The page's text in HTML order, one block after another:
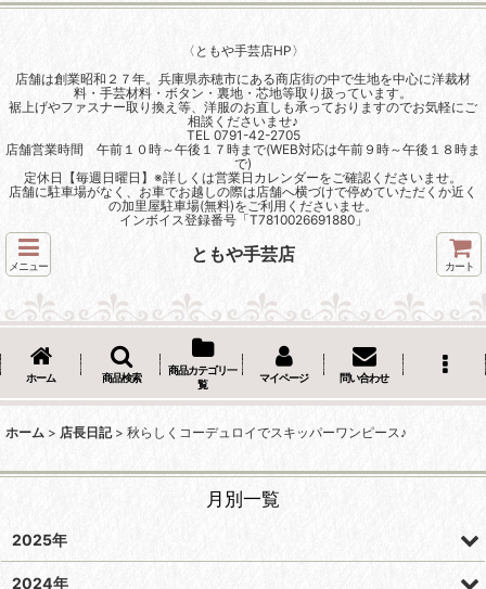
〈ともや手芸店HP〉
店舗は創業昭和２７年。兵庫県赤穂市にある商店街の中で生地を中心に洋裁材
料・手芸材料・ボタン・裏地・芯地等取り扱っています。
裾上げやファスナー取り換え等、洋服のお直しも承っておりますのでお気軽にご
相談くださいませ♪
TEL 0791-42-2705
店舗営業時間 午前１０時～午後１７時まで(WEB対応は午前９時～午後１８時ま
で)
定休日【毎週日曜日】※詳しくは営業日カレンダーをご確認くださいませ。
店舗に駐車場がなく、お車でお越しの際は店舗へ横づけで停めていただくか近く
の加里屋駐車場(無料)をご利用くださいませ。
インボイス登録番号「T7810026691880」
メニュー
ともや手芸店
カート
ホーム 商品検索
商品カテゴリ一
覧
マイページ 問い合わせ
ホーム > 店長日記 > 秋らしくコーデュロイでスキッパーワンピース♪
月別一覧
2025年
2024年